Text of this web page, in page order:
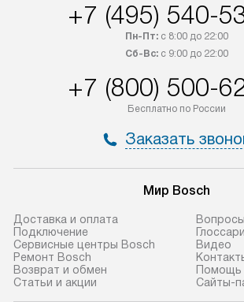
+7 (495) 540-
Пн-Пт:с 8:00 до 22:00
Сб-Вс:с 9:00 до 22:00
+7 (800) 500-
Бесплатно по России
Заказать
Мир Bosch
Доставка и оплата
Подключение
Сервисные центры Bosch
Ремонт Bosch
Возврат и обмен
Статьи и акции
Видео
Помощь
Сайты-